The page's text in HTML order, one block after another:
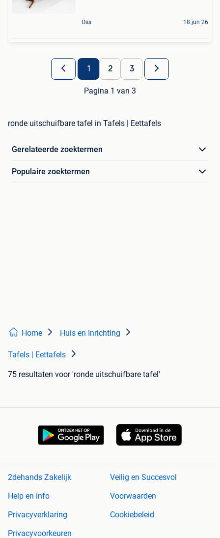
Oss 18 jun 26
1 2 3
Pagina 1 van 3
ronde uitschuifbare tafel in Tafels | Eettafels
Gerelateerde zoektermen
Populaire zoektermen
Home Huis en Inrichting
Tafels | Eettafels
75 resultaten voor 'ronde uitschuifbare tafel'
2dehands Zakelijk
Veilig en Succesvol
Help en info
Voorwaarden
Privacyverklaring
Cookiebeleid
Privacyvoorkeuren